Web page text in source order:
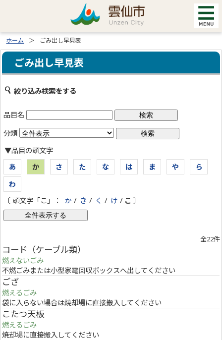
ホーム ごみ出し早見表
ごみ出し早見表
絞り込み検索をする
品目名
分類
▼品目の頭文字
あ
か さ た な は ま や
ら
わ
〔 頭文字「こ」：
か / き / く / け / こ 〕
全22件
コード（ケーブル類）
燃えないごみ
不燃ごみまたは小型家電回収ボックスへ出してください
ござ
燃えるごみ
袋に入らない場合は焼却場に直接搬入してください
こたつ天板
燃えるごみ
焼却場に直接搬入してください